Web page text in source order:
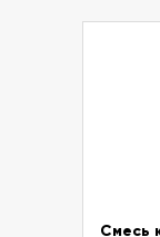
Смесь